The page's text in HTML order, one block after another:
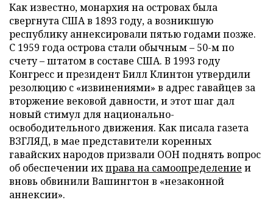
Как известно, монархия на островах была
свергнута США в 1893 году, а возникшую
республику аннексировали пятью годами позже.
С 1959 года острова стали обычным – 50-м по
счету – штатом в составе США. В 1993 году
Конгресс и президент Билл Клинтон утвердили
резолюцию с «извинениями» в адрес гавайцев за
вторжение вековой давности, и этот шаг дал
новый стимул для национально-
освободительного движения. Как писала газета
ВЗГЛЯД, в мае представители коренных
гавайских народов призвали ООН поднять вопрос
об обеспечении ихправа на самоопределение и
вновь обвинили Вашингтон в «незаконной
аннексии».